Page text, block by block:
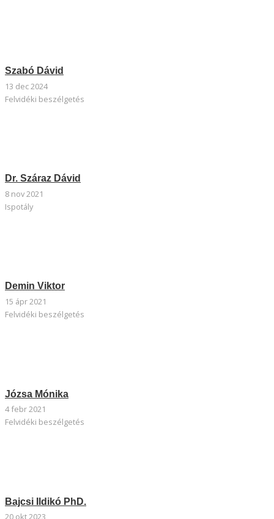
Szabó Dávid
13 dec 2024
Felvidéki beszélgetés
Dr. Száraz Dávid
8 nov 2021
Ispotály
Demin Viktor
15 ápr 2021
Felvidéki beszélgetés
Józsa Mónika
4 febr 2021
Felvidéki beszélgetés
Bajcsi Ildikó PhD.